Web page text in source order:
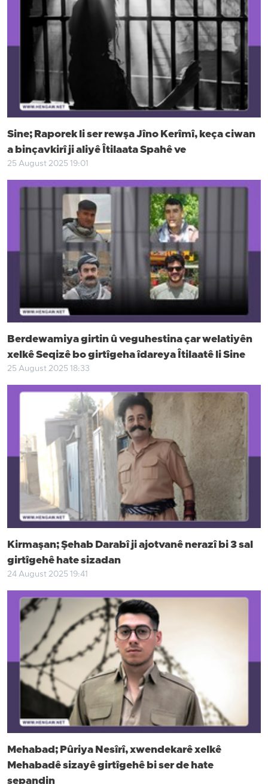
Sine; Raporek li ser rewşa Jîno Kerîmî, keça ciwan
a binçavkirî ji aliyê Îtilaata Spahê ve
25 August 2025 19:01
Berdewamiya girtin û veguhestina çar welatiyên
xelkê Seqizê bo girtîgeha îdareya Îtilaatê li Sine
25 August 2025 18:33
Kirmaşan; Şehab Darabî ji ajotvanê nerazî bi 3 sal
girtîgehê hate sizadan
24 August 2025 19:41
Mehabad; Pûriya Nesîrî, xwendekarê xelkê
Mehabadê sizayê girtîgehê bi ser de hate